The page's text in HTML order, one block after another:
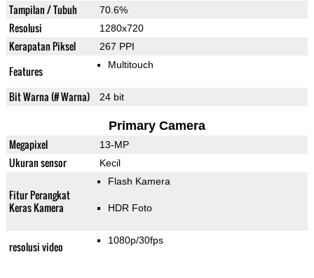
Tampilan / Tubuh 70.6%
Resolusi 1280x720
Kerapatan Piksel 267 PPI
Features Multitouch
Bit Warna (# Warna) 24 bit
Primary Camera
Megapixel 13-MP
Ukuran sensor Kecil
Fitur Perangkat
Keras Kamera
Flash Kamera
HDR Foto
resolusi video 1080p/30fps